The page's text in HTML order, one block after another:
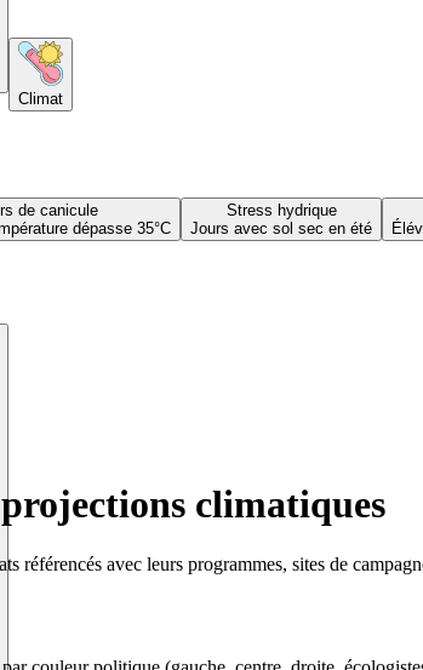
Climat
de canicule
dépasse 35°C
Stress hydrique
Jours avec sol sec en été
climatiques
référencés avec leurs programmes, sites de